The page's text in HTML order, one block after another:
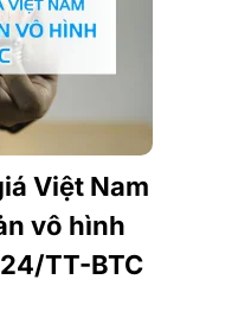
Việt Nam
vô hình
TT-BTC